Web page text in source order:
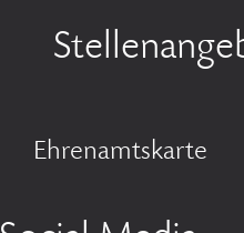
Ehrenamtskarte